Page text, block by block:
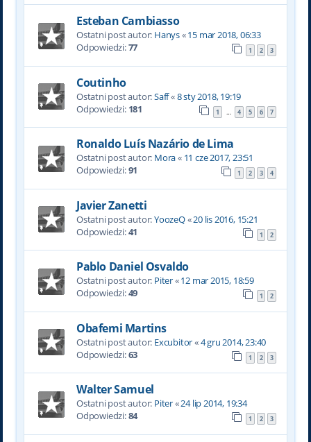
Esteban Cambiasso
Ostatni post autor: Hanys«15 mar 2018, 06:33
Odpowiedzi:77 1 2 3
Coutinho
Ostatni post autor:Saff«8 sty 2018, 19:19
Odpowiedzi: 181 1 … 4 5 6 7
Ronaldo Luís Nazário de Lima
Ostatni post autor: Mora« 11 cze 2017, 23:51
Odpowiedzi:91 1 2 3 4
Javier Zanetti
Ostatni post autor:YoozeQ«20 lis 2016, 15:21
Odpowiedzi:41 1 2
Pablo Daniel Osvaldo
Ostatni post autor: Piter«12 mar 2015, 18:59
Odpowiedzi:49 1 2
Obafemi Martins
Ostatni post autor: Excubitor«4 gru 2014, 23:40
Odpowiedzi:63 1 2 3
Walter Samuel
Ostatni post autor: Piter«24 lip 2014, 19:34
Odpowiedzi:84 1 2 3